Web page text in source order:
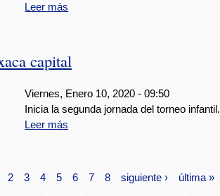
Leer más
capital
Viernes, Enero 10, 2020 - 09:50
Inicia la segunda jornada del torneo infantil.
Leer más
2 3 4 5 6 7 8 siguiente › última »